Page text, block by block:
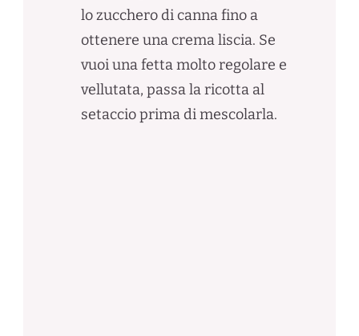
lo zucchero di canna fino a
ottenere una crema liscia. Se
vuoi una fetta molto regolare e
vellutata, passa la ricotta al
setaccio prima di mescolarla.